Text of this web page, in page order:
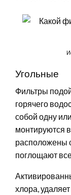
Угольные
Фильтры
горячего
собой одну
монтируются
расположены
поглощают
хлора,